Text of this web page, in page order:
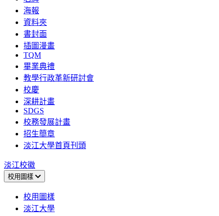
海報
資料夾
書封面
插圖漫畫
TQM
畢業典禮
教學行政革新研討會
校慶
深耕計畫
SDGS
校務發展計畫
招生簡章
淡江大學首頁刊頭
淡江校徽
校用圖樣
校用圖樣
淡江大學